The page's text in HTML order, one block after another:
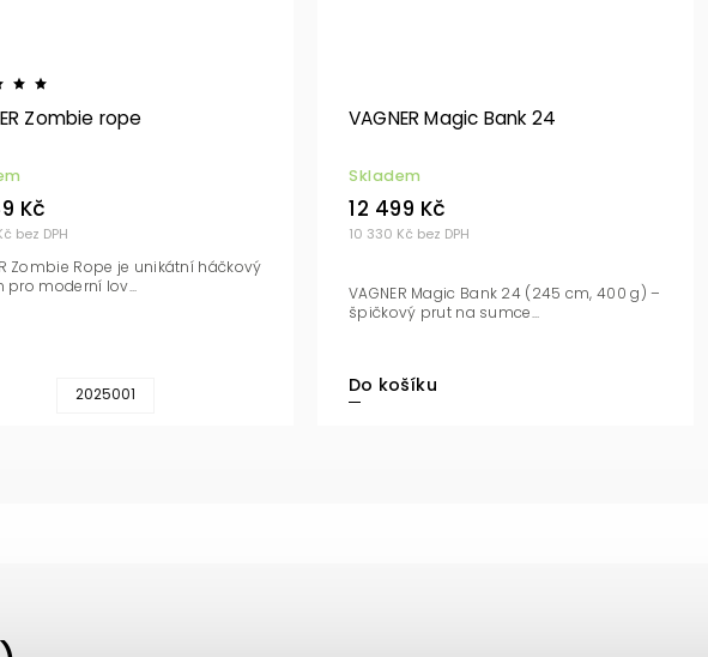
Zombie rope
bez DPH
Kč
Zombie Rope je unikátní háčkový
pro moderní lov...
2025001
VAGNER Magic Bank 24
Skladem
10 330 Kč bez DPH
12 499 Kč
Do košíku
VAGNER Magic Bank 24 (245 cm, 400 g) –
špičkový prut na sumce...